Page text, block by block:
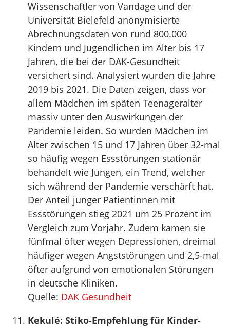
Wissenschaftler von Vandage und der
Universität Bielefeld anonymisierte
Abrechnungsdaten von rund 800.000
Kindern und Jugendlichen im Alter bis 17
Jahren, die bei der DAK-Gesundheit
versichert sind. Analysiert wurden die Jahre
2019 bis 2021. Die Daten zeigen, dass vor
allem Mädchen im späten Teenageralter
massiv unter den Auswirkungen der
Pandemie leiden. So wurden Mädchen im
Alter zwischen 15 und 17 Jahren über 32-mal
so häufig wegen Essstörungen stationär
behandelt wie Jungen, ein Trend, welcher
sich während der Pandemie verschärft hat.
Der Anteil junger Patientinnen mit
Essstörungen stieg 2021 um 25 Prozent im
Vergleich zum Vorjahr. Zudem kamen sie
fünfmal öfter wegen Depressionen, dreimal
häufiger wegen Angststörungen und 2,5-mal
öfter aufgrund von emotionalen Störungen
in deutsche Kliniken.
Quelle: DAK Gesundheit
Kekulé: Stiko-Empfehlung für Kinder-